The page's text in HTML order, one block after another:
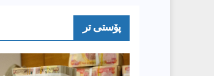
پۆستى تر